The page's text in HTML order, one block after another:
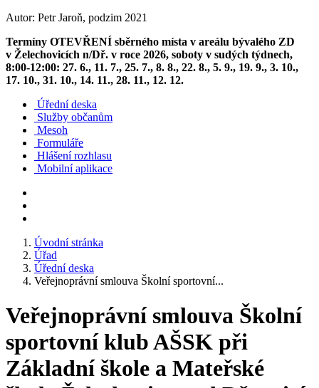
Autor: Petr Jaroň, podzim 2021
Termíny OTEVŘENÍ sběrného místa v areálu bývalého ZD
v Želechovicích n/Dř. v roce 2026, soboty v sudých týdnech,
8:00-12:00: 27. 6., 11. 7., 25. 7., 8. 8., 22. 8., 5. 9., 19. 9., 3. 10.,
17. 10., 31. 10., 14. 11., 28. 11., 12. 12.
Úřední deska
Služby občanům
Mesoh
Formuláře
Hlášení rozhlasu
Mobilní aplikace
Úvodní stránka
Úřad
Úřední deska
Veřejnoprávní smlouva Školní sportovní...
Veřejnoprávní smlouva Školní
sportovní klub AŠSK při
Základní škole a Mateřské